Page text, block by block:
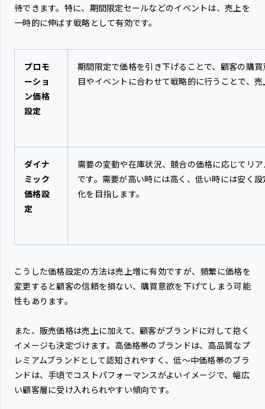
待できます。特に、期間限定セールなどのイベントは、売上を
一時的に伸ばす戦略として有効です。
プロモ
ーショ
ン価格
設定
期間限定で価格を引き下げることで、顧客の購
目やイベントに合わせて戦略的に行うことで、
ダイナ
ミック
価格設
定
需要の変動や在庫状況、競合の価格に応じてリ
です。需要が高い時には高く、低い時には安く
化を目指します。
こうした価格設定の方法は売上増に有効ですが、頻繁に価格を
変更すると顧客の信頼を損ない、購買意欲を下げてしまう可能
性もあります。
また、販売価格は売上に加えて、顧客がブランドに対して抱く
イメージも決定づけます。高価格帯のブランドは、高品質なプ
レミアムブランドとして認知されやすく、低〜中価格帯のブラ
ンドは、手頃でコストパフォーマンスがよいイメージで、幅広
い顧客層に受け入れられやすい傾向です。